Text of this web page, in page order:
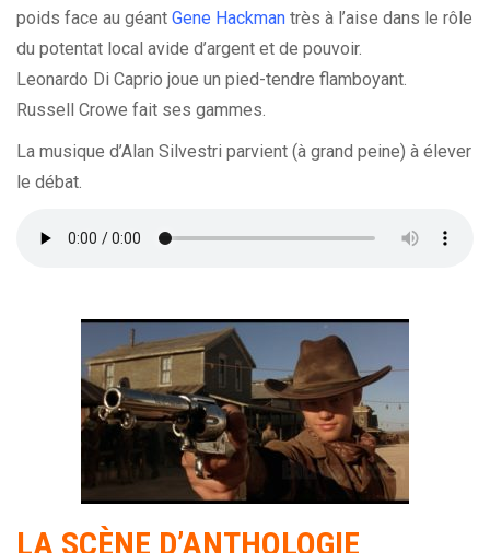
poids face au géant Gene Hackman très à l’aise dans le rôle
du potentat local avide d’argent et de pouvoir.
Leonardo Di Caprio joue un pied-tendre flamboyant.
Russell Crowe fait ses gammes.
La musique d’Alan Silvestri parvient (à grand peine) à élever
le débat.
LA SCÈNE D’ANTHOLOGIE